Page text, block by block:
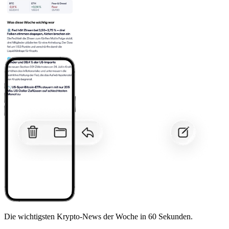
Die wichtigsten Krypto-News der Woche in 60 Sekunden.